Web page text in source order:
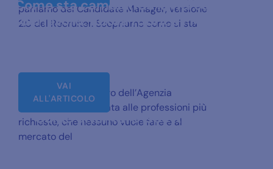
parliamo del Candidate Manager, versione
2.0 del Recruiter. Scopriamo come si sta
VAI
ALL'ARTICOLO
Come sta cambiando il mercato
del lavoro: nuova rubrica FMTS
Nuova Rubrica Lavoro dell’Agenzia
Formamentis dedicata alle professioni più
richieste, che nessuno vuole fare e al
mercato del
Come diventare ispettore